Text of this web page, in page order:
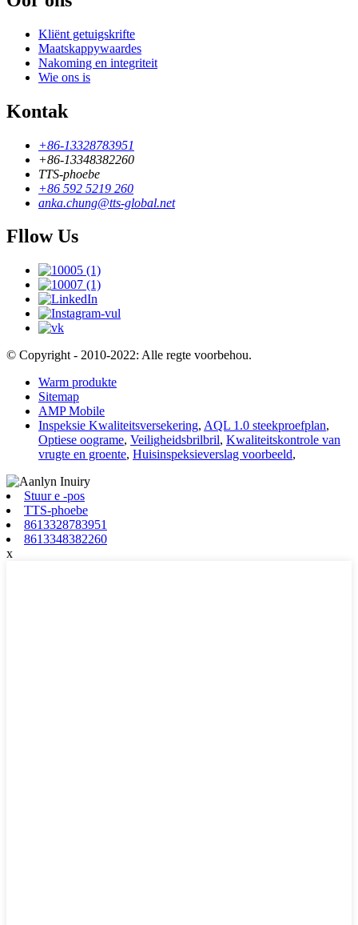
Kliënt getuigskrifte
Maatskappywaardes
Nakoming en integriteit
Wie ons is
Kontak
+86-13328783951
+86-13348382260
TTS-phoebe
+86 592 5219 260
anka.chung@tts-global.net
Fllow Us
© Copyright - 2010-2022: Alle regte voorbehou.
Warm produkte
Sitemap
AMP Mobile
Inspeksie Kwaliteitsversekering, AQL 1.0 steekproefplan,
Optiese oograme, Veiligheidsbrilbril, Kwaliteitskontrole van
vrugte en groente, Huisinspeksieverslag voorbeeld,
Stuur e -pos
TTS-phoebe
8613328783951
8613348382260
x